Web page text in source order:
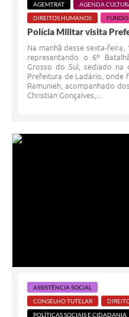
AGEMTRAT
AGENDA
DIREITOS HUMANOS
FUNDO
Polícia Militar visita
Na manhã desse sexta-feira,
representando o 6º
Grosso do Sul, sediado na
Prefeitura de Ladário, onde
Ramunieh, acompanhado
Christian Gonçalves,...
ASSISTÊNCIA SOCIAL
CONSELHO TUTELAR
POLÍTICAS SOCIAIS E CIDADANIA